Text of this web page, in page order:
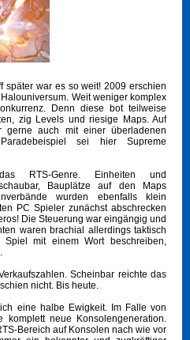
später war es so weit! 2009 erschien
Weit weniger komplex
Denn diese bot teilweise
zig Levels und riesige Maps. Auf
gerne auch mit einer überladenen
sei hier Supreme
RTS-Genre. Einheiten und
Bauplätze auf den Maps
wurden ebenfalls klein
PC Spieler zunächst abschrecken
Die Steuerung war eingängig und
waren brachial allerdings taktisch
mit einem Wort beschreiben,
Scheinbar reichte das
nicht. Bis heute.
eine halbe Ewigkeit. Im Falle von
neue Konsolengeneration.
Bereich auf Konsolen nach wie vor